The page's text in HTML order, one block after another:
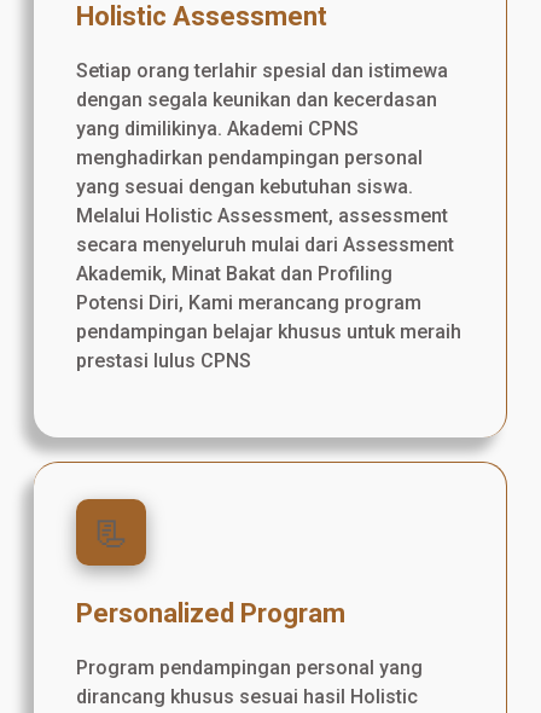
Holistic Assessment
Setiap orang terlahir spesial dan istimewa
dengan segala keunikan dan kecerdasan
yang dimilikinya. Akademi CPNS
menghadirkan pendampingan personal
yang sesuai dengan kebutuhan siswa.
Melalui Holistic Assessment, assessment
secara menyeluruh mulai dari Assessment
Akademik, Minat Bakat dan Profiling
Potensi Diri, Kami merancang program
pendampingan belajar khusus untuk meraih
prestasi lulus CPNS
📃
Personalized Program
Program pendampingan personal yang
dirancang khusus sesuai hasil Holistic